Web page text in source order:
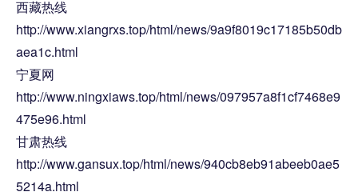
西藏热线
http://www.xiangrxs.top/html/news/9a9f8019c17185b50db
aea1c.html
宁夏网
http://www.ningxiaws.top/html/news/097957a8f1cf7468e9
475e96.html
甘肃热线
http://www.gansux.top/html/news/940cb8eb91abeeb0ae5
5214a.html